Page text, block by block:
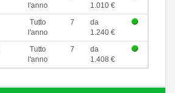
l'anno
1.010 €
Tutto
l'anno
7
da
1.240 €
Tutto
l'anno
7
da
1.408 €